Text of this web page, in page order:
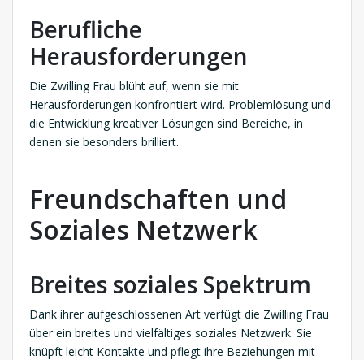
Berufliche
Herausforderungen
Die Zwilling Frau blüht auf, wenn sie mit
Herausforderungen konfrontiert wird. Problemlösung und
die Entwicklung kreativer Lösungen sind Bereiche, in
denen sie besonders brilliert.
Freundschaften und
Soziales Netzwerk
Breites soziales Spektrum
Dank ihrer aufgeschlossenen Art verfügt die Zwilling Frau
über ein breites und vielfältiges soziales Netzwerk. Sie
knüpft leicht Kontakte und pflegt ihre Beziehungen mit